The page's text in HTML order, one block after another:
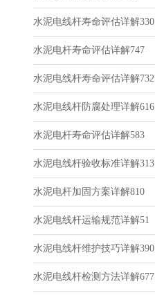
水泥电线杆寿命评估详解330
水泥电杆寿命评估详解747
水泥电线杆寿命评估详解732
水泥电线杆防腐处理详解616
水泥电杆寿命评估详解583
水泥电线杆验收标准详解313
水泥电杆加固方案详解810
水泥电线杆运输规范详解51
水泥电线杆维护技巧详解390
水泥电线杆检测方法详解677